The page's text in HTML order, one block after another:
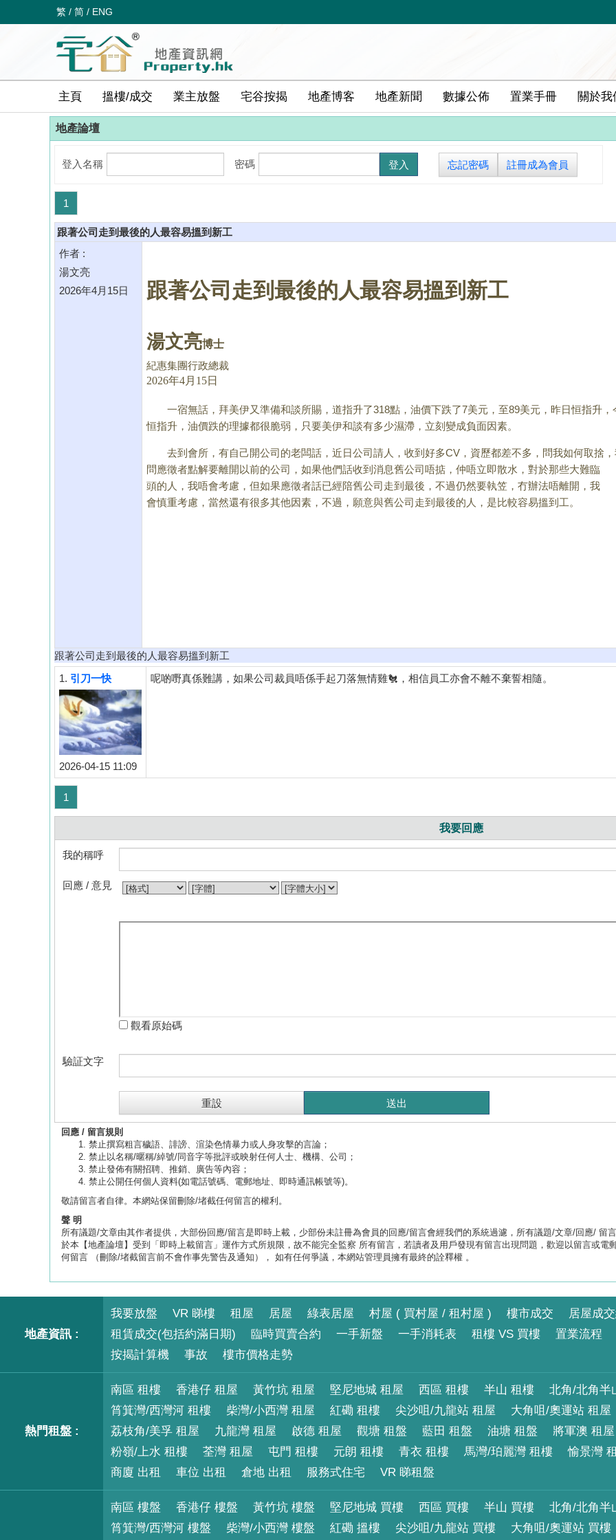
繁 / 简 / ENG
主頁 搵樓/成交 業主放盤 宅谷按揭 地產博客 地產新聞 數據公佈 置業手冊 關於我
地產論壇
登入名稱 密碼 忘記密碼 註冊成為會員
1
跟著公司走到最後的人最容易搵到新工
作者 :
湯文亮
2026年4月15日
跟著公司走到最後的人最容易搵到新工
湯文亮博士
紀惠集團行政總裁
2026年4月15日
一宿無話，拜美伊又準備和談所賜，道指升了318點，油價下跌了7美元，至89美元，昨日恒指升，
恒指升，油價跌的理據都很脆弱，只要美伊和談有多少濕滯，立刻變成負面因素。
去到會所，有自己開公司的老闆話，近日公司請人，收到好多CV，資歷都差不多，問我如何取捨
問應徵者點解要離開以前的公司，如果他們話收到消息舊公司唔掂，仲唔立即散水，對於那些大難臨
頭的人，我唔會考慮，但如果應徵者話已經陪舊公司走到最後，不過仍然要執笠，冇辦法唔離開，我
會慎重考慮，當然還有很多其他因素，不過，願意與舊公司走到最後的人，是比較容易搵到工。
跟著公司走到最後的人最容易搵到新工
1. 引刀一快
2026-04-15 11:09
呢啲嘢真係難講，如果公司裁員唔係手起刀落無情雞🐔，相信員工亦會不離不棄誓相隨。
1
我要回應
我的稱呼
回應 / 意見
觀看原始碼
驗証文字
回應 / 留言規則
禁止撰寫粗言穢語、誹謗、渲染色情暴力或人身攻擊的言論；
禁止以名稱/暱稱/綽號/同音字等批評或映射任何人士、機構、公司；
禁止發佈有關招聘、推銷、廣告等內容；
禁止公開任何個人資料(如電話號碼、電郵地址、即時通訊帳號等)。
敬請留言者自律。本網站保留刪除/堵截任何留言的權利。
聲 明
所有議題/文章由其作者提供，大部份回應/留言是即時上載，少部份未註冊為會員的回應/留言會經我們的系統過濾，所有議題/文章/回應/ 留
於本【地產論壇】受到「即時上載留言」運作方式所規限，故不能完全監察 所有留言，若讀者及用戶發現有留言出現問題，歡迎以留言或電
何留言 （刪除/堵截留言前不會作事先警告及通知）， 如有任何爭議，本網站管理員擁有最終的詮釋權 。
地產資訊 :
我要放盤 VR 睇樓 租屋 居屋 綠表居屋 村屋 ( 買村屋 / 租村屋 ) 樓市成交
居屋成
租賃成交(包括約滿日期)
臨時買賣合約 一手新盤 一手消耗表 租樓 VS 買樓
置業流程
按揭計算機
事故 樓市價格走勢
熱門租盤 :
南區 租樓 香港仔 租屋 黃竹坑 租屋 堅尼地城 租屋 西區 租樓 半山 租樓
北角/北角半
筲箕灣/西灣河 租樓
柴灣/小西灣 租屋 紅磡 租樓 尖沙咀/九龍站 租屋
大角咀/奧運站 租屋
荔枝角/美孚 租屋
九龍灣 租屋 啟德 租屋 觀塘 租盤 藍田 租盤 油塘 租盤
將軍澳 租屋
粉嶺/上水 租樓
荃灣 租屋 屯門 租樓 元朗 租樓 青衣 租樓 馬灣/珀麗灣 租樓
愉景灣
商廈 出租
車位 出租 倉地 出租 服務式住宅 VR 睇租盤
南區 樓盤 香港仔 樓盤 黃竹坑 樓盤 堅尼地城 買樓 西區 買樓 半山 買樓
北角/北角半
筲箕灣/西灣河 樓盤
柴灣/小西灣 樓盤 紅磡 搵樓 尖沙咀/九龍站 買樓 大角咀/奧運站 買樓